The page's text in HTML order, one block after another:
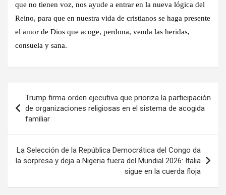
que no tienen voz, nos ayude a entrar en la nueva lógica del
Reino, para que en nuestra vida de cristianos se haga presente
el amor de Dios que acoge, perdona, venda las heridas,
consuela y sana.
de
entradas
Trump firma orden ejecutiva que prioriza la participación
de organizaciones religiosas en el sistema de acogida
familiar
La Selección de la República Democrática del Congo da
la sorpresa y deja a Nigeria fuera del Mundial 2026: Italia
sigue en la cuerda floja